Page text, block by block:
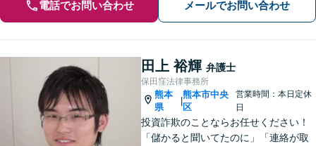
電話でお問い合わせ メールでお問い合わせ
田上 裕輝 弁護士
保田窪法律事務所
熊本
県
|
熊本市中央
区
営業時間：本日定休
日
投資詐欺のことならお任せください！
「儲かると聞いてたのに」「連絡が取